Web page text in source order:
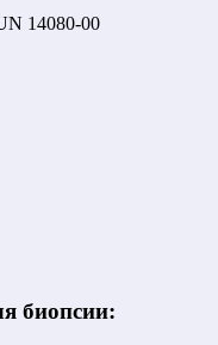
14080-00
биопсии: